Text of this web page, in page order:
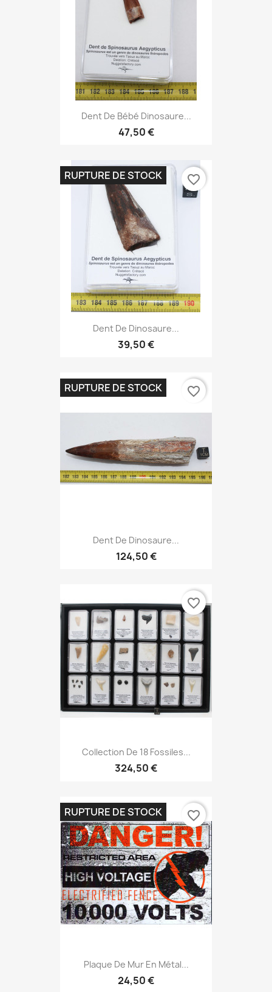
Dent De Bébé Dinosaure...
47,50 €
Dent De Dinosaure...
39,50 €
RUPTURE DE STOCK favorite_border
Dent De Dinosaure...
124,50 €
RUPTURE DE STOCK favorite_border
Collection De 18 Fossiles...
324,50 €
favorite_border
Plaque De Mur En Métal...
24,50 €
RUPTURE DE STOCK favorite_border